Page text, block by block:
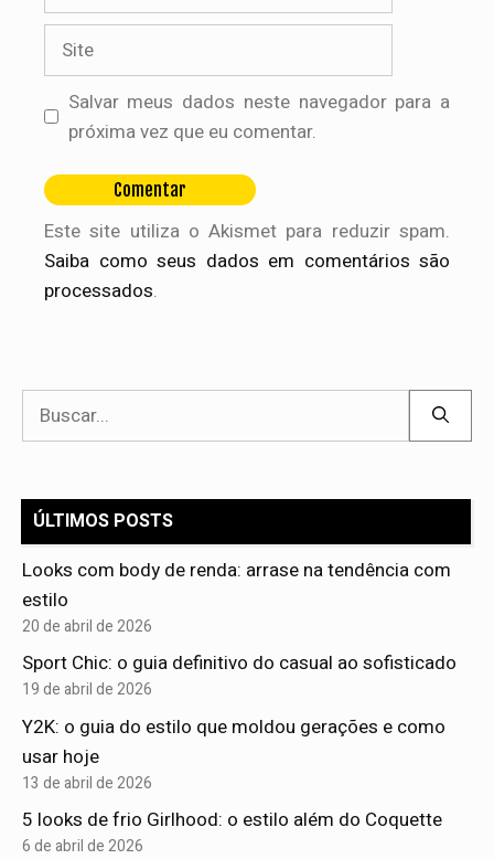
Site
Salvar meus dados neste navegador para a
próxima vez que eu comentar.
Este site utiliza o Akismet para reduzir spam.
Saiba como seus dados em comentários são
processados.
Pesquisar
ÚLTIMOS POSTS
Looks com body de renda: arrase na tendência com
estilo
20 de abril de 2026
Sport Chic: o guia definitivo do casual ao sofisticado
19 de abril de 2026
Y2K: o guia do estilo que moldou gerações e como
usar hoje
13 de abril de 2026
5 looks de frio Girlhood: o estilo além do Coquette
6 de abril de 2026